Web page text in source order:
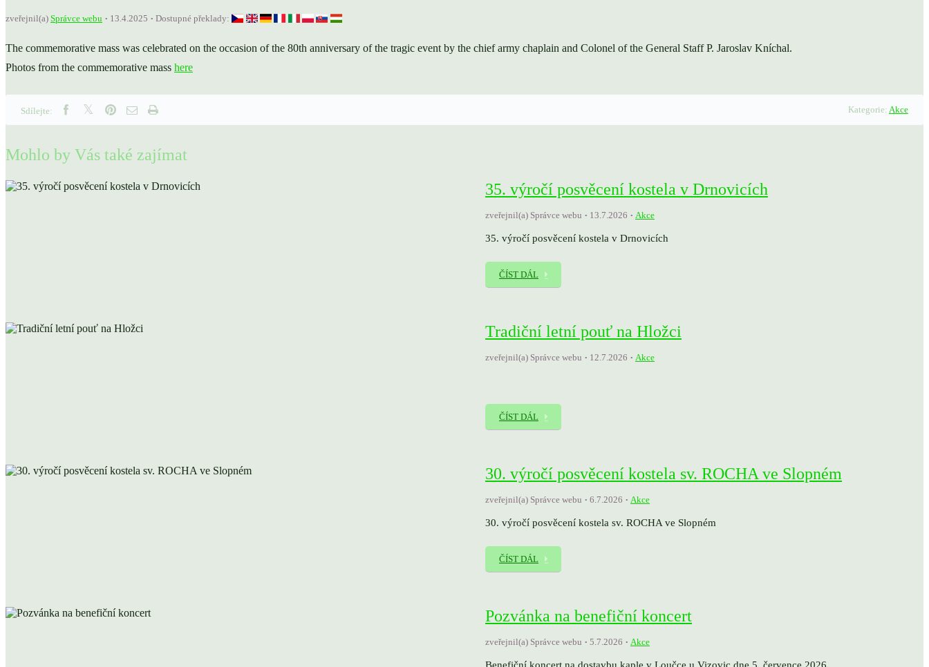
zveřejnil(a) Správce webu 13.4.2025 Dostupné překlady:
The commemorative mass was celebrated on the occasion of the 80th anniversary of the tragic event by the chief army chaplain and Colonel of the General Staff P. Jaroslav Kníchal.
Photos from the commemorative mass here
Sdílejte: Kategorie: Akce
Mohlo by Vás také zajímat
35. výročí posvěcení kostela v Drnovicích
zveřejnil(a) Správce webu 13.7.2026 Akce
35. výročí posvěcení kostela v Drnovicích
ČÍST DÁL
Tradiční letní pouť na Hložci
zveřejnil(a) Správce webu 12.7.2026 Akce
ČÍST DÁL
30. výročí posvěcení kostela sv. ROCHA ve Slopném
zveřejnil(a) Správce webu 6.7.2026 Akce
30. výročí posvěcení kostela sv. ROCHA ve Slopném
ČÍST DÁL
Pozvánka na benefiční koncert
zveřejnil(a) Správce webu 5.7.2026 Akce